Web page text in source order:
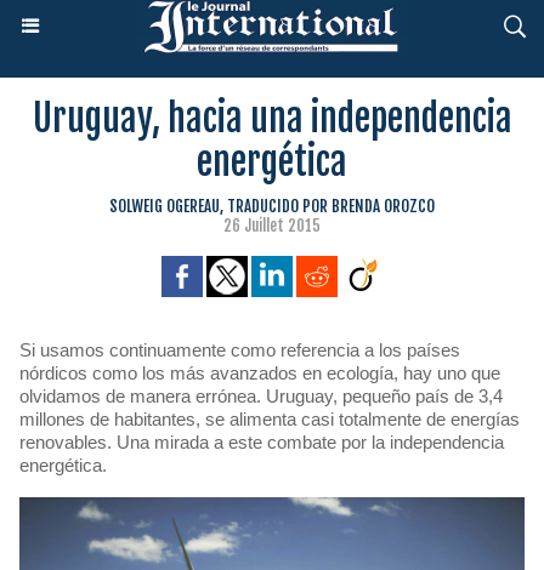
Uruguay, hacia una independencia
energética
SOLWEIG OGEREAU, TRADUCIDO POR BRENDA OROZCO
26 Juillet 2015
Si usamos continuamente como referencia a los países
nórdicos como los más avanzados en ecología, hay uno que
olvidamos de manera errónea. Uruguay, pequeño país de 3,4
millones de habitantes, se alimenta casi totalmente de energías
renovables. Una mirada a este combate por la independencia
energética.